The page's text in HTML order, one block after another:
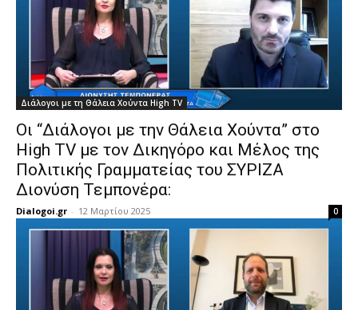
Διάλογοι με τη Θάλεια Χούντα High TV
Οι “Διάλογοι με την Θάλεια Χούντα” στο
High TV με τον Δικηγόρο και Μέλος της
Πολιτικής Γραμματείας του ΣΥΡΙΖΑ
Διονύση Τεμπονέρα:
Dialogoi.gr - 12 Μαρτίου 2025 0